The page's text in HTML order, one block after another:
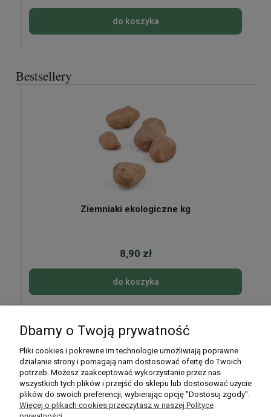
do koszyka
Bestsellery
Ziemniaki ekologiczne kg
8,90 zł
do koszyka
Moje konto
Płatności i dostawa
Dbamy o Twoją prywatność
Pliki cookies i pokrewne im technologie umożliwiają poprawne
działanie strony i pomagają nam dostosować ofertę do Twoich
potrzeb. Możesz zaakceptować wykorzystanie przez nas
wszystkich tych plików i przejść do sklepu lub dostosować użycie
plików do swoich preferencji, wybierając opcję "Dostosuj zgody".
Więcej o plikach cookies przeczytasz w naszej Polityce